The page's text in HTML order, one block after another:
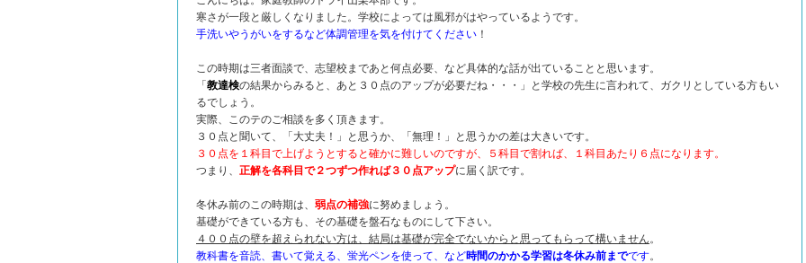
寒さが一段と厳しくなりました。学校によっては風邪がはやっているようです。
手洗いやうがいをするなど体調管理を気を付けてください ！
この時期は三者面談で、志望校まであと何点必要、など具体的な話が出ていることと思います。
「 教達検の結果からみると、あと３０点のアップが必要だね・・・」と学校の先生に言われて、ガクリとしている方もい
るでしょう。
実際、このテのご相談を多く頂きます。
３０点と聞いて、「大丈夫！」と思うか、「無理！」と思うかの差は大きいです。
３０点を１科目で上げようとすると確かに難しいのですが、５科目で割れば、１科目あたり６点になります。
つまり、 正解を各科目で２つずつ作れば３０点アップに届く訳です。
冬休み前のこの時期は、 弱点の補強に努めましょう。
基礎ができている方も、その基礎を盤石なものにして下さい。
４００点の壁を超えられない方は、結局は基礎が完全でないからと思ってもらって構いません。
教科書を音読、書いて覚える、蛍光ペンを使って、など時間のかかる学習は冬休み前までです。